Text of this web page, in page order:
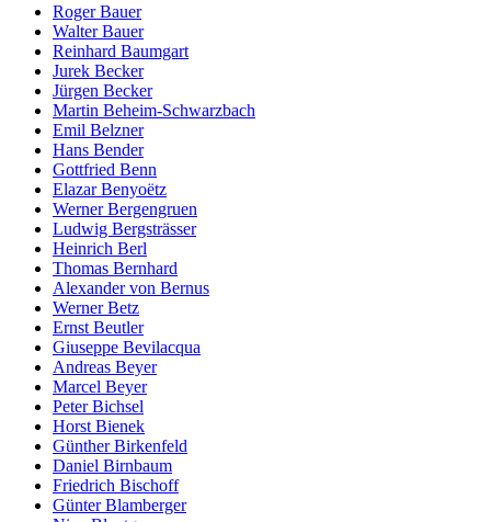
Roger Bauer
Walter Bauer
Reinhard Baumgart
Jurek Becker
Jürgen Becker
Martin Beheim-Schwarzbach
Emil Belzner
Hans Bender
Gottfried Benn
Elazar Benyoëtz
Werner Bergengruen
Ludwig Bergsträsser
Heinrich Berl
Thomas Bernhard
Alexander von Bernus
Werner Betz
Ernst Beutler
Giuseppe Bevilacqua
Andreas Beyer
Marcel Beyer
Peter Bichsel
Horst Bienek
Günther Birkenfeld
Daniel Birnbaum
Friedrich Bischoff
Günter Blamberger